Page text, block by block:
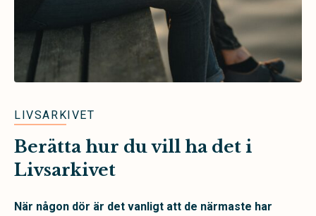
LIVSARKIVET
Berätta hur du vill ha det i
Livsarkivet
När någon dör är det vanligt att de närmaste har